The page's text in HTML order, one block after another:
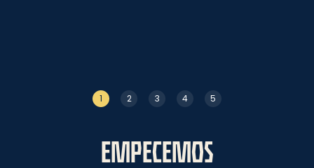
1 2 3 4 5
EMPECEMOS